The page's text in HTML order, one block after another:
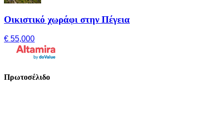
Οικιστικό χωράφι στην Πέγεια
€ 55,000
Πρωτοσέλιδο